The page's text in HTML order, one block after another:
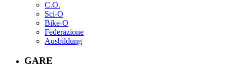
C.O.
Sci-O
Bike-O
Federazione
Ausbildung
GARE